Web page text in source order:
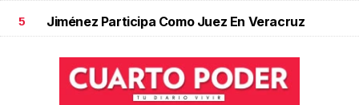
5 Jiménez Participa Como Juez En Veracruz